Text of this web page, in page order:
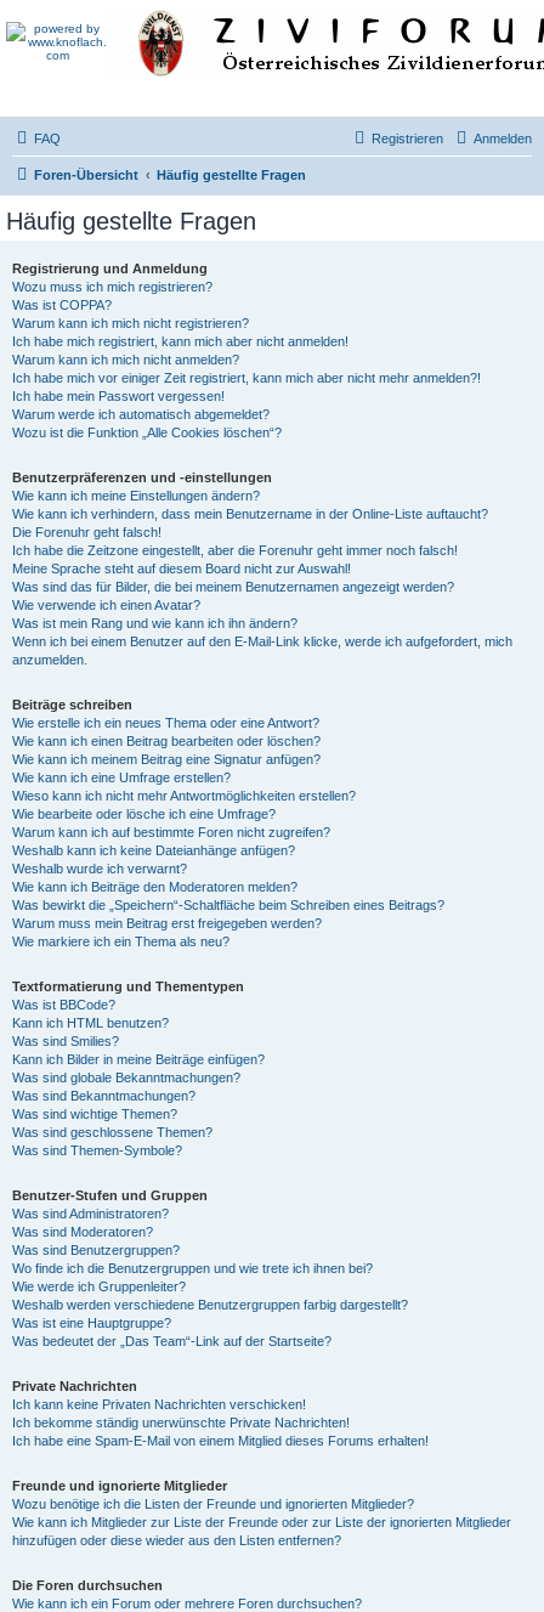
FAQ Anmelden
Registrieren
Foren-Übersicht Häufig gestellte Fragen
Häufig gestellte Fragen
Registrierung und Anmeldung
Wozu muss ich mich registrieren?
Was ist COPPA?
Warum kann ich mich nicht registrieren?
Ich habe mich registriert, kann mich aber nicht anmelden!
Warum kann ich mich nicht anmelden?
Ich habe mich vor einiger Zeit registriert, kann mich aber nicht mehr anmelden?!
Ich habe mein Passwort vergessen!
Warum werde ich automatisch abgemeldet?
Wozu ist die Funktion „Alle Cookies löschen“?
Benutzerpräferenzen und -einstellungen
Wie kann ich meine Einstellungen ändern?
Wie kann ich verhindern, dass mein Benutzername in der Online-Liste auftaucht?
Die Forenuhr geht falsch!
Ich habe die Zeitzone eingestellt, aber die Forenuhr geht immer noch falsch!
Meine Sprache steht auf diesem Board nicht zur Auswahl!
Was sind das für Bilder, die bei meinem Benutzernamen angezeigt werden?
Wie verwende ich einen Avatar?
Was ist mein Rang und wie kann ich ihn ändern?
Wenn ich bei einem Benutzer auf den E-Mail-Link klicke, werde ich aufgefordert, mich
anzumelden.
Beiträge schreiben
Wie erstelle ich ein neues Thema oder eine Antwort?
Wie kann ich einen Beitrag bearbeiten oder löschen?
Wie kann ich meinem Beitrag eine Signatur anfügen?
Wie kann ich eine Umfrage erstellen?
Wieso kann ich nicht mehr Antwortmöglichkeiten erstellen?
Wie bearbeite oder lösche ich eine Umfrage?
Warum kann ich auf bestimmte Foren nicht zugreifen?
Weshalb kann ich keine Dateianhänge anfügen?
Weshalb wurde ich verwarnt?
Wie kann ich Beiträge den Moderatoren melden?
Was bewirkt die „Speichern“-Schaltfläche beim Schreiben eines Beitrags?
Warum muss mein Beitrag erst freigegeben werden?
Wie markiere ich ein Thema als neu?
Textformatierung und Thementypen
Was ist BBCode?
Kann ich HTML benutzen?
Was sind Smilies?
Kann ich Bilder in meine Beiträge einfügen?
Was sind globale Bekanntmachungen?
Was sind Bekanntmachungen?
Was sind wichtige Themen?
Was sind geschlossene Themen?
Was sind Themen-Symbole?
Benutzer-Stufen und Gruppen
Was sind Administratoren?
Was sind Moderatoren?
Was sind Benutzergruppen?
Wo finde ich die Benutzergruppen und wie trete ich ihnen bei?
Wie werde ich Gruppenleiter?
Weshalb werden verschiedene Benutzergruppen farbig dargestellt?
Was ist eine Hauptgruppe?
Was bedeutet der „Das Team“-Link auf der Startseite?
Private Nachrichten
Ich kann keine Privaten Nachrichten verschicken!
Ich bekomme ständig unerwünschte Private Nachrichten!
Ich habe eine Spam-E-Mail von einem Mitglied dieses Forums erhalten!
Freunde und ignorierte Mitglieder
Wozu benötige ich die Listen der Freunde und ignorierten Mitglieder?
Wie kann ich Mitglieder zur Liste der Freunde oder zur Liste der ignorierten Mitglieder
hinzufügen oder diese wieder aus den Listen entfernen?
Die Foren durchsuchen
Wie kann ich ein Forum oder mehrere Foren durchsuchen?